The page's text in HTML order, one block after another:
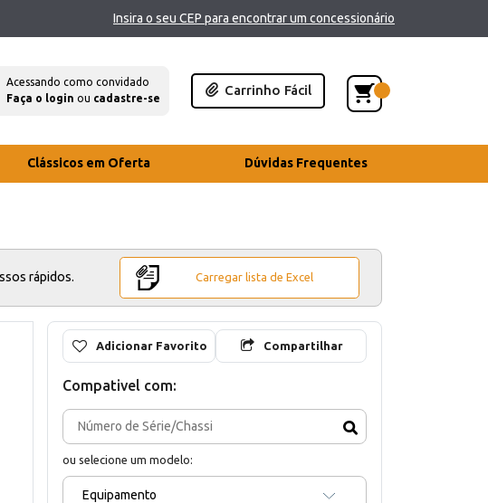
Insira o seu CEP para encontrar um concessionário
Acessando como convidado
Faça o login ou cadastre-se
Carrinho Fácil
Clássicos em Oferta Dúvidas Frequentes
rápidos. Carregar lista de Excel
Adicionar Favorito Compartilhar
Compativel com:
ou selecione um modelo:
Equipamento